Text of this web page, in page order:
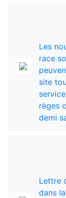
Les
race
site
règes
demi
Lettre
dans